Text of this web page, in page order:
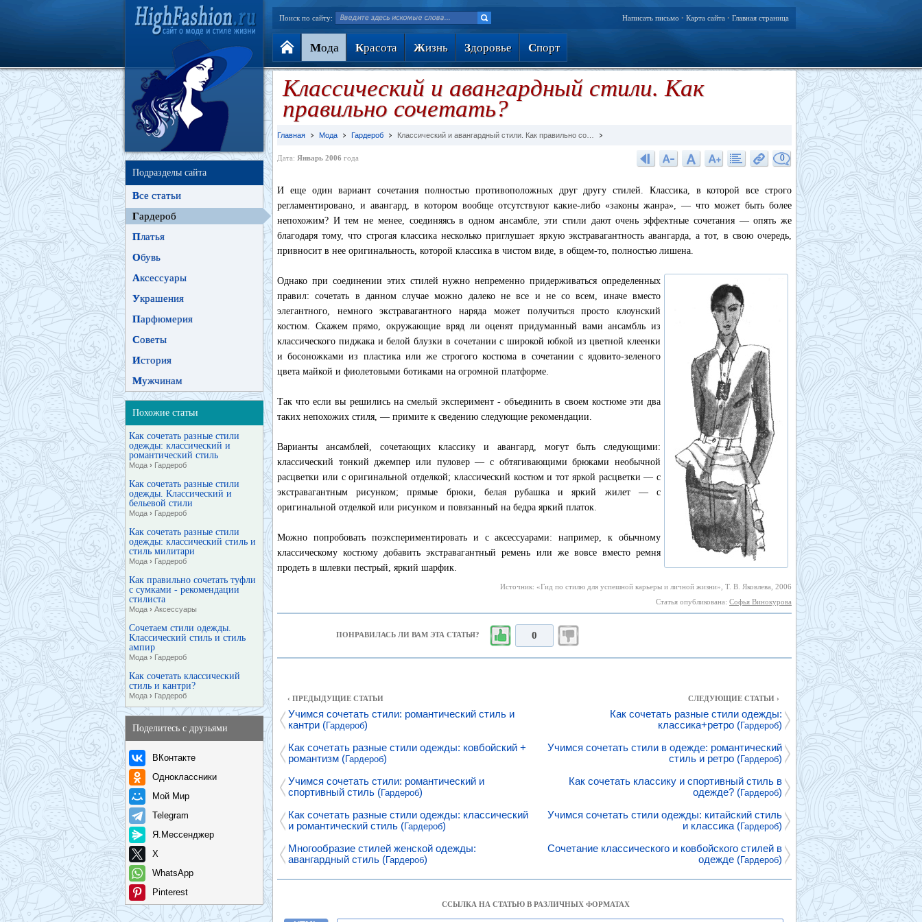
Поиск по сайту: Написать письмо • Карта сайта • Главная страница
Мода Красота Жизнь Здоровье Спорт
Подразделы сайта
Все статьи
Гардероб
Платья
Обувь
Аксессуары
Украшения
Парфюмерия
Советы
История
Мужчинам
Похожие статьи
Как сочетать разные стили
одежды: классический и
романтический стиль
Мода › Гардероб
Как сочетать разные стили
одежды. Классический и
бельевой стили
Мода › Гардероб
Как сочетать разные стили
одежды: классический стиль и
стиль милитари
Мода › Гардероб
Как правильно сочетать туфли
с сумками - рекомендации
стилиста
Мода › Аксессуары
Сочетаем стили одежды.
Классический стиль и стиль
ампир
Мода › Гардероб
Как сочетать классический
стиль и кантри?
Мода › Гардероб
Поделитесь с друзьями
ВКонтакте
Одноклассники
Мой Мир
Telegram
Я.Мессенджер
X
WhatsApp
Pinterest
Классический и авангардный стили. Как
правильно сочетать?
Главная Мода Гардероб Классический и авангардный стили. Как правильно со…
Дата: Январь 2006 года 0
И еще один вариант сочетания полностью противоположных друг другу стилей. Классика, в которой все строго
регламентировано, и авангард, в котором вообще отсутствуют какие-либо «законы жанра», — что может быть более
непохожим? И тем не менее, соединяясь в одном ансамбле, эти стили дают очень эффектные сочетания — опять же
благодаря тому, что строгая классика несколько приглушает яркую экстравагантность авангарда, а тот, в свою очередь,
привносит в нее оригинальность, которой классика в чистом виде, в общем-то, полностью лишена.
Однако при соединении этих стилей нужно непременно придерживаться определенных
правил: сочетать в данном случае можно далеко не все и не со всем, иначе вместо
элегантного, немного экстравагантного наряда может получиться просто клоунский
костюм. Скажем прямо, окружающие вряд ли оценят придуманный вами ансамбль из
классического пиджака и белой блузки в сочетании с широкой юбкой из цветной клеенки
и босоножками из пластика или же строгого костюма в сочетании с ядовито-зеленого
цвета майкой и фиолетовыми ботиками на огромной платформе.
Так что если вы решились на смелый эксперимент - объединить в своем костюме эти два
таких непохожих стиля, — примите к сведению следующие рекомендации.
Варианты ансамблей, сочетающих классику и авангард, могут быть следующими:
классический тонкий джемпер или пуловер — с обтягивающими брюками необычной
расцветки или с оригинальной отделкой; классический костюм и тот яркой расцветки — с
экстравагантным рисунком; прямые брюки, белая рубашка и яркий жилет — с
оригинальной отделкой или рисунком и повязанный на бедра яркий платок.
Можно попробовать поэкспериментировать и с аксессуарами: например, к обычному
классическому костюму добавить экстравагантный ремень или же вовсе вместо ремня
продеть в шлевки пестрый, яркий шарфик.
Источник: «Гид по стилю для успешной карьеры и личной жизни», Т. В. Яковлева, 2006
Статья опубликована: Софья Винокурова
ПОНРАВИЛАСЬ ЛИ ВАМ ЭТА СТАТЬЯ? 0
‹ ПРЕДЫДУЩИЕ СТАТЬИ
Учимся сочетать стили: романтический стиль и
кантри ( Гардероб)
Как сочетать разные стили одежды: ковбойский +
романтизм ( Гардероб)
Учимся сочетать стили: романтический и
спортивный стиль ( Гардероб)
Как сочетать разные стили одежды: классический
и романтический стиль ( Гардероб)
Многообразие стилей женской одежды:
авангардный стиль ( Гардероб)
СЛЕДУЮЩИЕ СТАТЬИ ›
Как сочетать разные стили одежды:
классика+ретро ( Гардероб)
Учимся сочетать стили в одежде: романтический
стиль и ретро ( Гардероб)
Как сочетать классику и спортивный стиль в
одежде? ( Гардероб)
Учимся сочетать стили одежды: китайский стиль
и классика ( Гардероб)
Сочетание классического и ковбойского стилей в
одежде ( Гардероб)
ССЫЛКА НА СТАТЬЮ В РАЗЛИЧНЫХ ФОРМАТАХ